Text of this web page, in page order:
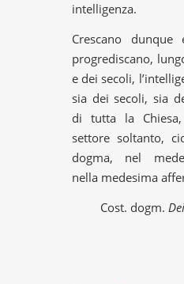
intelligenza.
Crescano dunque
progrediscano,
e dei secoli,
sia dei secoli, sia
di tutta la
settore soltanto,
dogma, nel
nella medesima
Cost. dogm.